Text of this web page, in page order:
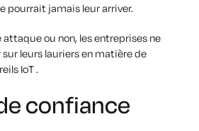
pourrait jamais leur arriver.
ou non, les entreprises ne
leurs lauriers en matière de
IoT .
confiance